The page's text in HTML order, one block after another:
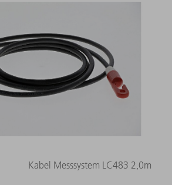
Kabel Messsystem LC483 2,0m